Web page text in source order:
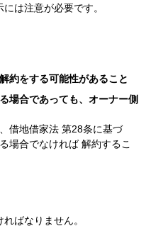
は注意が必要です。
約をする可能性があること
場合であっても、オーナー側
借地借家法 第28条に基づ
場合でなければ 解約するこ
ばなりません。